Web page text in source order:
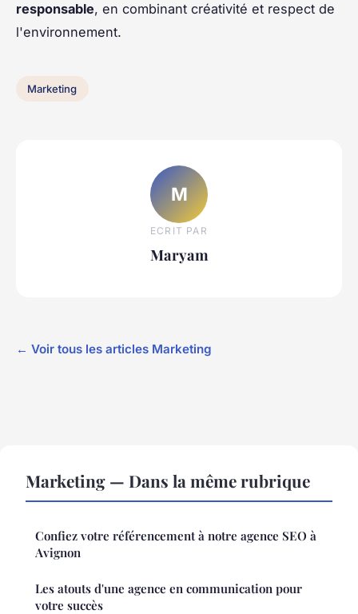
responsable, en combinant créativité et respect de
l'environnement.
Marketing
M
ECRIT PAR
Maryam
← Voir tous les articles Marketing
Marketing — Dans la même rubrique
Confiez votre référencement à notre agence SEO à
Avignon
Les atouts d'une agence en communication pour
votre succès